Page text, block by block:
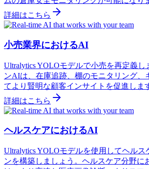
詳細はこちら
小売業界におけるAI
Ultralytics YOLOモデルで小売を再定義し
ンAIは、在庫追跡、棚のモニタリング、
てより賢明な顧客インサイトを促進しま
詳細はこちら
ヘルスケアにおけるAI
Ultralytics YOLOモデルを使用してヘルス
ンを構築しましょう。ヘルスケア分野に